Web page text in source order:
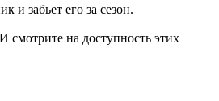
и забьет его за сезон.
смотрите на доступность этих